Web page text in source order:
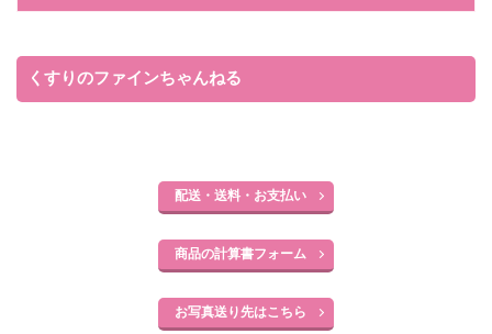
くすりのファインちゃんねる
配送・送料・お支払い
商品の計算書フォーム
お写真送り先はこちら